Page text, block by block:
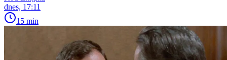
dnes, 17:11
15 min